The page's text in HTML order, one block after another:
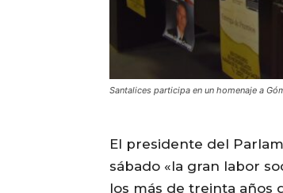
Santalices participa en un homenaje a
El presidente del
sábado «la gran labor
los más de treinta años